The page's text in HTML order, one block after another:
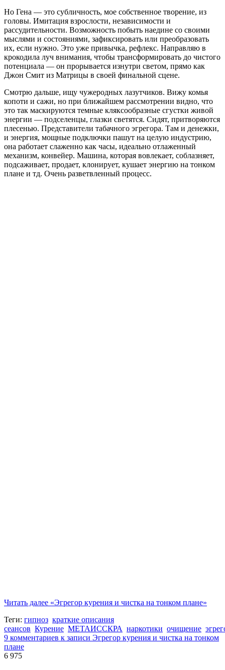
Но Гена — это субличность, мое собственное творение, из
головы. Имитация взрослости, независимости и
рассудительности. Возможность побыть наедине со своими
мыслями и состояниями, зафиксировать или преобразовать
их, если нужно. Это уже привычка, рефлекс. Направляю в
крокодила луч внимания, чтобы трансформировать до чистого
потенциала — он прорывается изнутри светом, прямо как
Джон Смит из Матрицы в своей финальной сцене.
Смотрю дальше, ищу чужеродных лазутчиков. Вижу комья
копоти и сажи, но при ближайшем рассмотрении видно, что
это так маскируются темные кляксообразные сгустки живой
энергии — подселенцы, глазки светятся. Сидят, притворяются
плесенью. Представители табачного эгрегора. Там и денежки,
и энергия, мощные подключки пашут на целую индустрию,
она работает слаженно как часы, идеально отлаженный
механизм, конвейер. Машина, которая вовлекает, соблазняет,
подсаживает, продает, клонирует, кушает энергию на тонком
плане и тд. Очень разветвленный процесс.
Читать далее «Эгрегор курения и чистка на тонком плане»
Теги: гипноз краткие описания
сеансов Курение МЕТАИССКРА наркотики очищение
9 комментариев к записи Эгрегор курения и чистка на тонком
плане
6 975